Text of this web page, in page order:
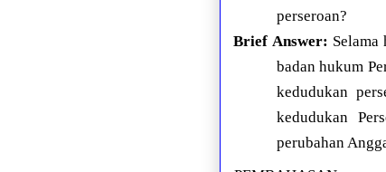
perseroan?
Brief Answer:
badan hukum
kedudukan
kedudukan
perubahan